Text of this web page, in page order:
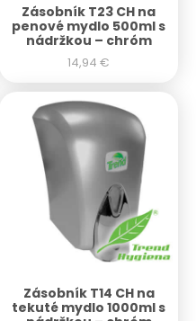
Zásobník T23 CH na
penové mydlo 500ml s
nádržkou – chróm
14,94 €
Zásobník T14 CH na
tekuté mydlo 1000ml s